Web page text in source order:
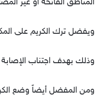
المناطق الفاتحة أو غير
ويفضل ترك الكريم على المكان أو البقعة لما مدنه “30”
وذلك بهدف اجتناب الإصابة
ومن المفضل أيضاً وضع